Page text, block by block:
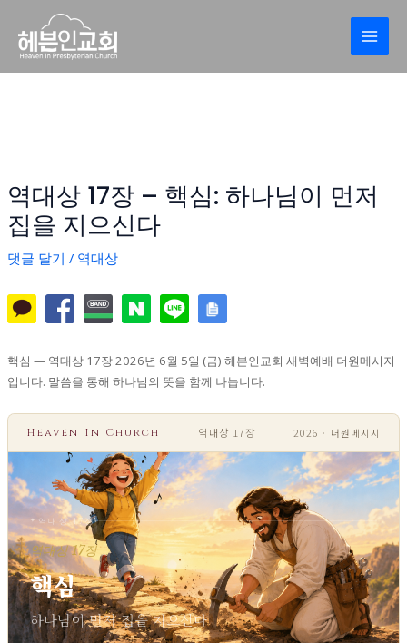
로
역대상 17장 – 핵심: 하나님이 먼저
집을 지으신다
댓글 달기 / 역대상
핵심 — 역대상 17장 2026년 6월 5일 (금) 헤븐인교회 새벽예배 더원메시지
입니다. 말씀을 통해 하나님의 뜻을 함께 나눕니다.
Heaven In Church 역대상 17장 2026 · 더원메시지
역대상 17장
역대상 17장
핵심
하나님이 먼저 집을 지으신다
Post
navigation